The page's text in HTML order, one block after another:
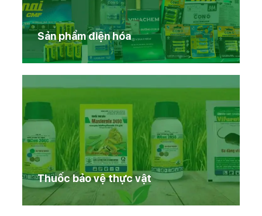
Sản phẩm điện hóa
Thuốc bảo vệ thực vật